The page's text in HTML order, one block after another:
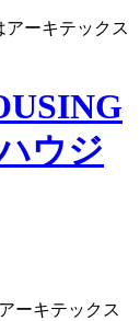
ーキテックス
アーキテックス